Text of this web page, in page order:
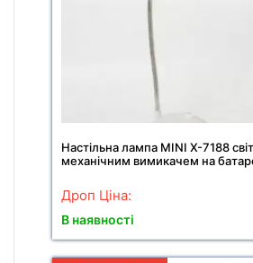
Настільна лампа MINI X-7188
механічним вимикачем на
Дроп Ціна:
В наявності